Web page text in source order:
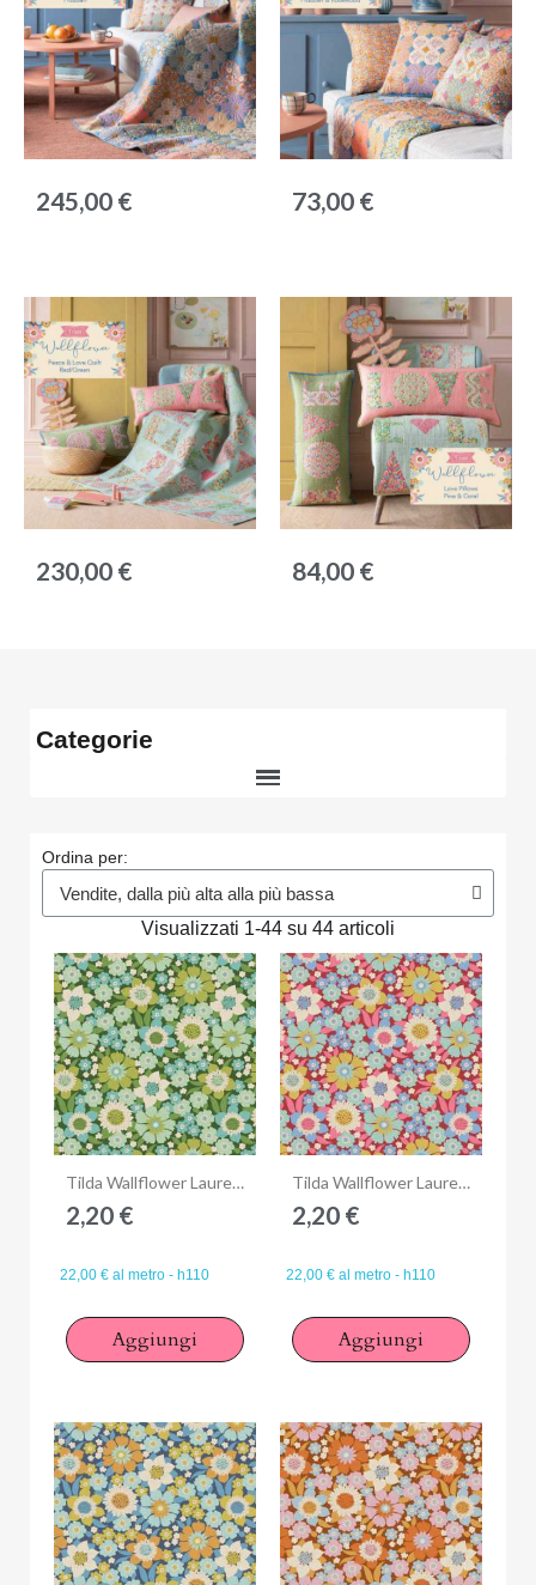
245,00 € 73,00 €
230,00 € 84,00 €
Categorie
Ordina per:
Visualizzati 1-44 su 44 articoli
Anteprima Tilda Wallflower Lauren Green, Tessuto Verde Muro di Fiori
2,20 €
22,00 € al metro - h110
Aggiungi
Anteprima Tilda Wallflower Lauren Burgundy, Tessuto Rosso Borgogna Muro di Fiori
2,20 €
22,00 € al metro - h110
Aggiungi